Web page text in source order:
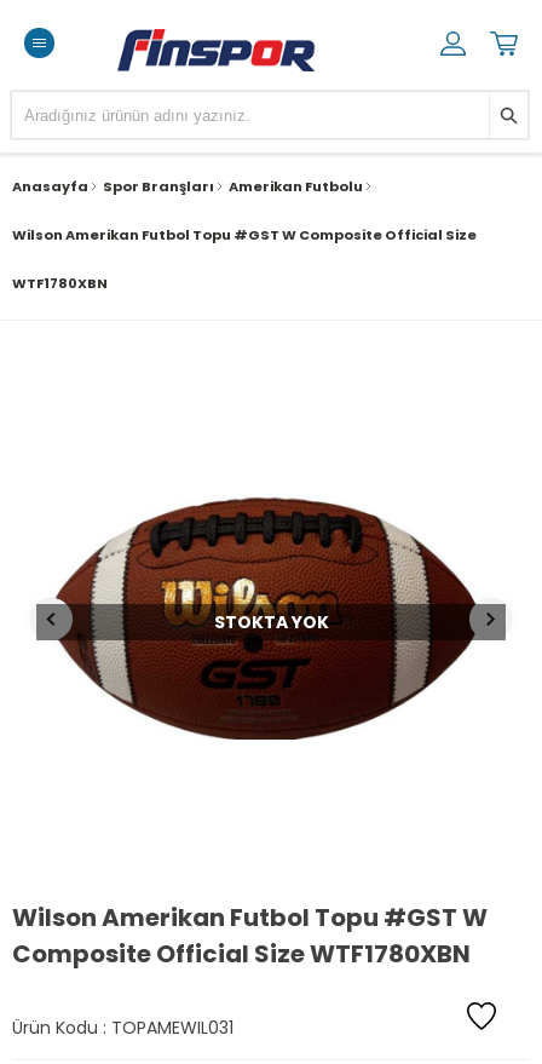
Anasayfa Spor Branşları Amerikan Futbolu
Wilson Amerikan Futbol Topu #GST W Composite Official Size
WTF1780XBN
STOKTA YOK
Wilson Amerikan Futbol Topu #GST W
Composite Official Size WTF1780XBN
Ürün Kodu : TOPAMEWIL031